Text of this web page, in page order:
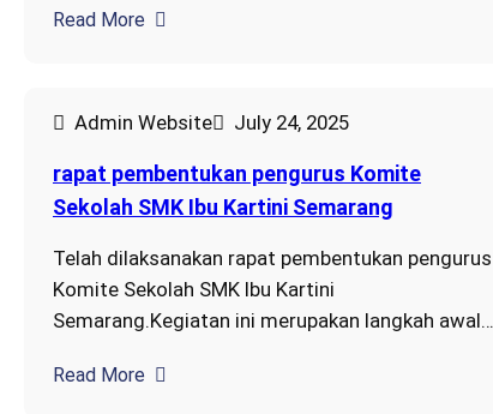
Read More
Admin Website July 24, 2025
rapat pembentukan pengurus Komite
Sekolah SMK Ibu Kartini Semarang
Telah dilaksanakan rapat pembentukan pengurus
Komite Sekolah SMK Ibu Kartini
Semarang.Kegiatan ini merupakan langkah awal…
Read More